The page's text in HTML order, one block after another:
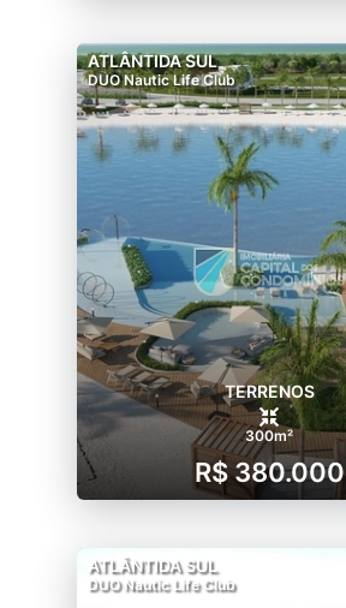
ATLÂNTIDA SUL
DUO Nautic Life Club
TERRENOS
300m²
R$ 380.000
ATLÂNTIDA SUL
DUO Nautic Life Club